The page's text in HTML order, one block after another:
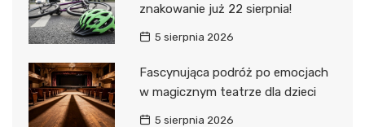
znakowanie już 22 sierpnia!
5 sierpnia 2026
Fascynująca podróż po emocjach
w magicznym teatrze dla dzieci
5 sierpnia 2026